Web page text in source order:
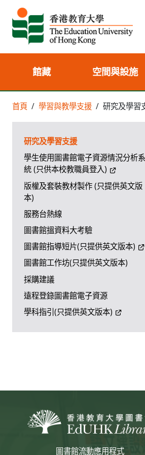
館藏 空間與設施
首頁 學習與教學支援 研究及學習
研究及學習支援
學生使用圖書館電子資源情況分析系
統 (只供本校教職員登入)
版權及套裝教材製作 (只提供英文版
本)
服務台熱線
圖書館搵資料大考驗
圖書館指導短片(只提供英文版本)
圖書館工作坊(只提供英文版本)
採購建議
遠程登錄圖書館電子資源
學科指引(只提供英文版本)
圖書館流動應用程式